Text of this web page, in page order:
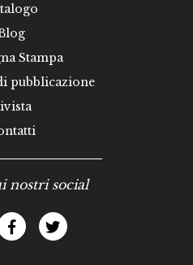
Stampa
pubblicazione
nostri social